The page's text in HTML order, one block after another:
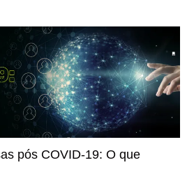
pós COVID-19: O que